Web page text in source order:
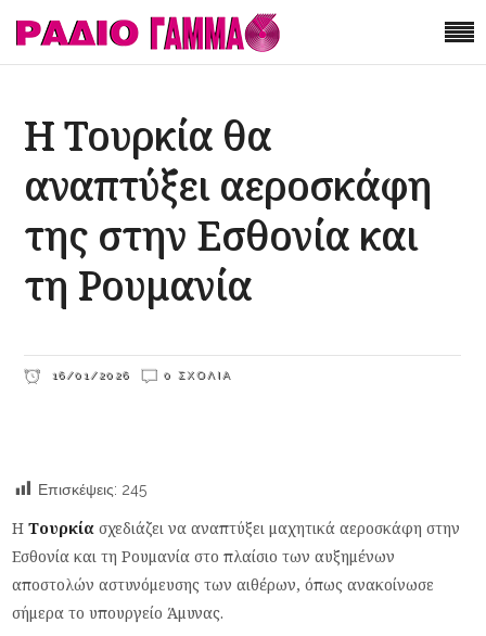
Η Τουρκία θα
αναπτύξει αεροσκάφη
της στην Εσθονία και
τη Ρουμανία
16/01/2026 0 ΣΧΌΛΙΑ
Επισκέψεις: 245
ΗΤουρκία σχεδιάζει να αναπτύξει μαχητικά αεροσκάφη στην
Εσθονία και τη Ρουμανία στο πλαίσιο των αυξημένων
αποστολών αστυνόμευσης των αιθέρων, όπως ανακοίνωσε
σήμερα το υπουργείο Άμυνας.